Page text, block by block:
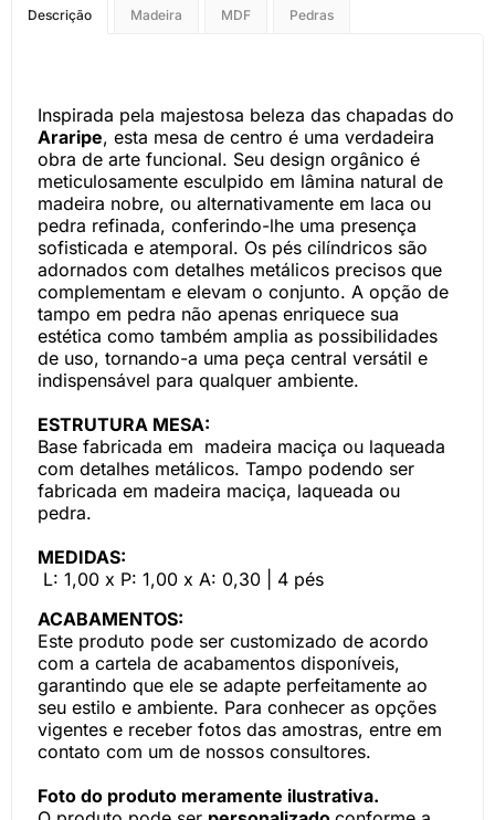
Descrição Madeira MDF Pedras
Inspirada pela majestosa beleza das chapadas do
Araripe, esta mesa de centro é uma verdadeira
obra de arte funcional. Seu design orgânico é
meticulosamente esculpido em lâmina natural de
madeira nobre, ou alternativamente em laca ou
pedra refinada, conferindo-lhe uma presença
sofisticada e atemporal. Os pés cilíndricos são
adornados com detalhes metálicos precisos que
complementam e elevam o conjunto. A opção de
tampo em pedra não apenas enriquece sua
estética como também amplia as possibilidades
de uso, tornando-a uma peça central versátil e
indispensável para qualquer ambiente.
ESTRUTURA MESA:
Base fabricada em madeira maciça ou laqueada
com detalhes metálicos. Tampo podendo ser
fabricada em madeira maciça, laqueada ou
pedra.
MEDIDAS:
L: 1,00 x P: 1,00 x A: 0,30 | 4 pés
ACABAMENTOS:
Este produto pode ser customizado de acordo
com a cartela de acabamentos disponíveis,
garantindo que ele se adapte perfeitamente ao
seu estilo e ambiente. Para conhecer as opções
vigentes e receber fotos das amostras, entre em
contato com um de nossos consultores.
Foto do produto meramente ilustrativa.